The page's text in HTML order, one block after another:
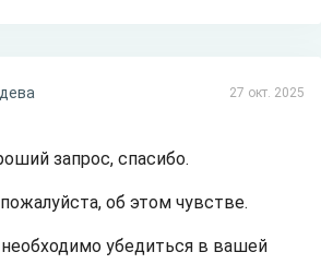
27 окт. 2025
запрос, спасибо.
об этом чувстве.
убедиться в вашей